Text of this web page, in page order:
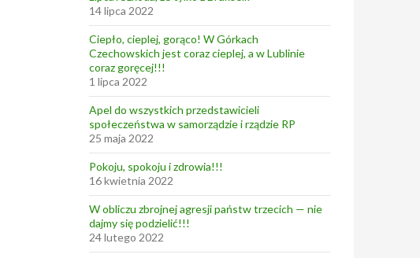
14 lipca 2022
Ciepło, cieplej, gorąco! W Górkach
Czechowskich jest coraz cieplej, a w Lublinie
coraz goręcej!!!
1 lipca 2022
Apel do wszystkich przedstawicieli
społeczeństwa w samorządzie i rządzie RP
25 maja 2022
Pokoju, spokoju i zdrowia!!!
16 kwietnia 2022
W obliczu zbrojnej agresji państw trzecich — nie
dajmy się podzielić!!!
24 lutego 2022